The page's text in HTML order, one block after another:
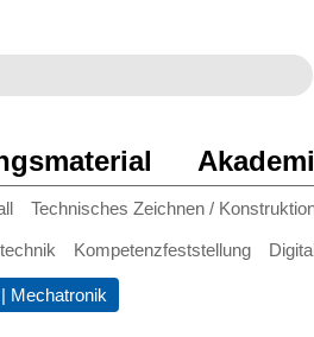
Technisches Zeichnen /
Kompetenzfeststellung
| Mechatronik